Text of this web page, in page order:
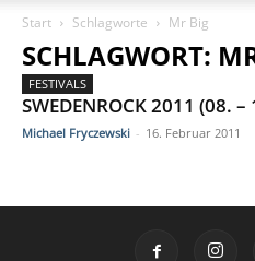
Start Schlagworte Mr Big
SCHLAGWORT:
FESTIVALS
SWEDENROCK 2011 (08. –
Michael Fryczewski - 16. Februar 2011